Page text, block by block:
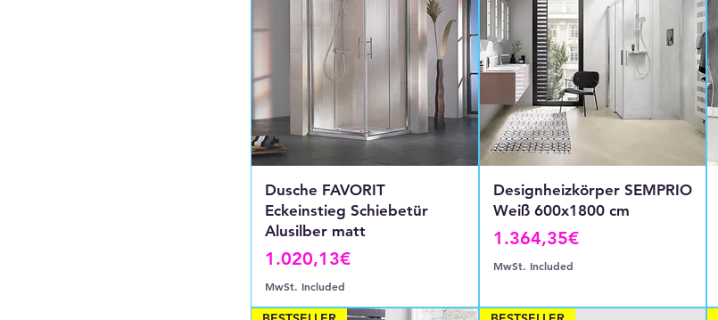
Dusche FAVORIT
Eckeinstieg Schiebetür
Alusilber matt
Price
1.020,13€
MwSt. Included
Designheizkörper SEMPRIO
Weiß 600x1800 cm
Price
1.364,35€
MwSt. Included